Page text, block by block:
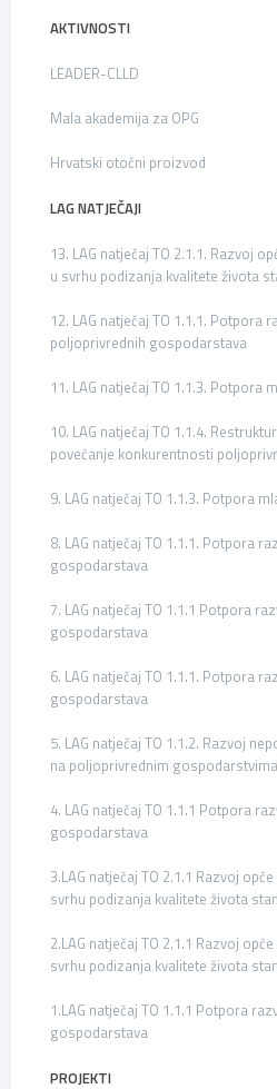
AKTIVNOSTI
LEADER-CLLD
Mala akademija za OPG
Hrvatski otočni proizvod
LAG NATJEČAJI
13. LAG natječaj TO 2.1.1. Razvoj
u svrhu podizanja kvalitete života
12. LAG natječaj TO 1.1.1. Potpora
poljoprivrednih gospodarstava
11. LAG natječaj TO 1.1.3. Potpora
10. LAG natječaj TO 1.1.4.
povećanje konkurentnosti
9. LAG natječaj TO 1.1.3. Potpora
8. LAG natječaj TO 1.1.1. Potpora
gospodarstava
7. LAG natječaj TO 1.1.1 Potpora
gospodarstava
6. LAG natječaj TO 1.1.1. Potpora
gospodarstava
5. LAG natječaj TO 1.1.2. Razvoj
na poljoprivrednim gospodarstvima
4. LAG natječaj TO 1.1.1 Potpora
gospodarstava
3.LAG natječaj TO 2.1.1 Razvoj
svrhu podizanja kvalitete života
2.LAG natječaj TO 2.1.1 Razvoj
svrhu podizanja kvalitete života
1.LAG natječaj TO 1.1.1 Potpora
gospodarstava
PROJEKTI